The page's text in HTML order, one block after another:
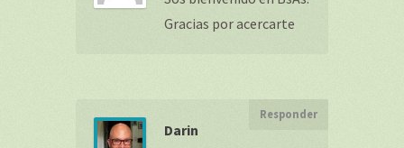
Gracias por acercarte
Darin
Responder